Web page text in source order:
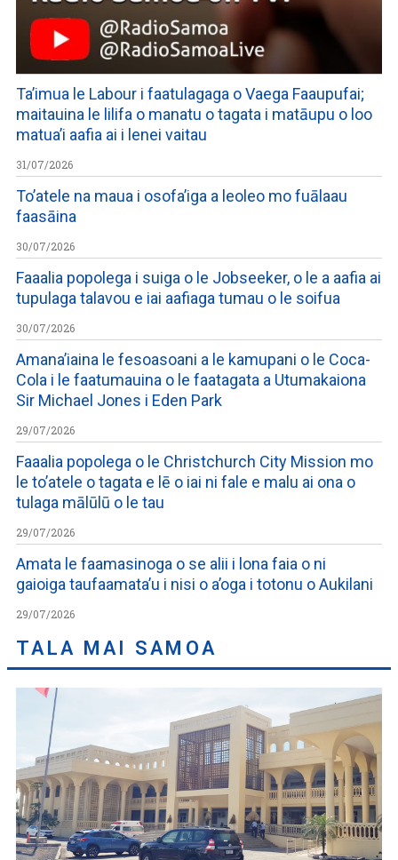
Ta’imua le Labour i faatulagaga o Vaega Faaupufai;
maitauina le lilifa o manatu o tagata i matāupu o loo
matua’i aafia ai i lenei vaitau
31/07/2026
To’atele na maua i osofa’iga a leoleo mo fuālaau
faasāina
30/07/2026
Faaalia popolega i suiga o le Jobseeker, o le a aafia ai
tupulaga talavou e iai aafiaga tumau o le soifua
30/07/2026
Amana’iaina le fesoasoani a le kamupani o le Coca-
Cola i le faatumauina o le faatagata a Utumakaiona
Sir Michael Jones i Eden Park
29/07/2026
Faaalia popolega o le Christchurch City Mission mo
le to’atele o tagata e lē o iai ni fale e malu ai ona o
tulaga mālūlū o le tau
29/07/2026
Amata le faamasinoga o se alii i lona faia o ni
gaioiga taufaamata’u i nisi o a’oga i totonu o Aukilani
29/07/2026
TALA MAI SAMOA